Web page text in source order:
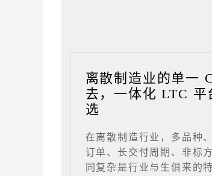
离散制造业的单一
去，一体化 LTC 平
选
在离散制造行业，多品种
订单、长交付周期、非标
同复杂是行业与生俱来的